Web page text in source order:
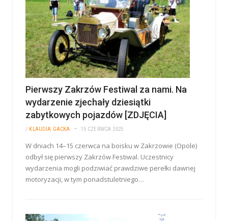
Pierwszy Zakrzów Festiwal za nami. Na
wydarzenie zjechały dziesiątki
zabytkowych pojazdów [ZDJĘCIA]
/ KLAUDIA GACKA 15 CZERWCA 2025
W dniach 14–15 czerwca na boisku w Zakrzowie (Opole)
odbył się pierwszy Zakrzów Festiwal. Uczestnicy
wydarzenia mogli podziwiać prawdziwe perełki dawnej
motoryzacji, w tym ponadstuletniego…